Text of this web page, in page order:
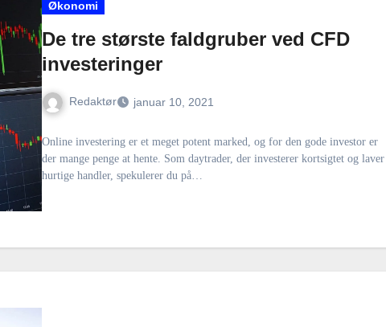
Økonomi
De tre største faldgruber ved CFD
investeringer
Redaktør januar 10, 2021
Online investering er et meget potent marked, og for den gode investor er
der mange penge at hente. Som daytrader, der investerer kortsigtet og laver
hurtige handler, spekulerer du på…